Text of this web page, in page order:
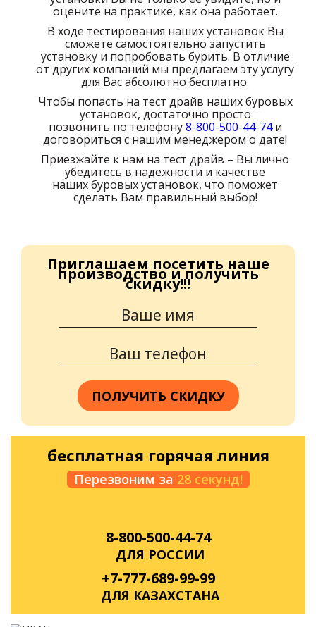
оцените на практике, как она работает.
В ходе тестирования наших установок Вы
сможете самостоятельно запустить
установку и попробовать бурить. В отличие
от других компаний мы предлагаем эту услугу
для Вас абсолютно бесплатно.
Чтобы попасть на тест драйв наших буровых
установок, достаточно просто
позвонить по телефону8-800-500-44-74и
договориться с нашим менеджером о дате!
Приезжайте к нам на тест драйв – Вы лично
убедитесь в надежности и качестве
наших буровых установок, что поможет
сделать Вам правильный выбор!
Приглашаем посетить наше
производство и получить
скидку!!!
ПОЛУЧИТЬ СКИДКУ
бесплатная горячая линия
Перезвоним за 28 секунд!
8-800-500-44-74
ДЛЯ РОССИИ
+7-777-689-99-99
ДЛЯ КАЗАХСТАНА